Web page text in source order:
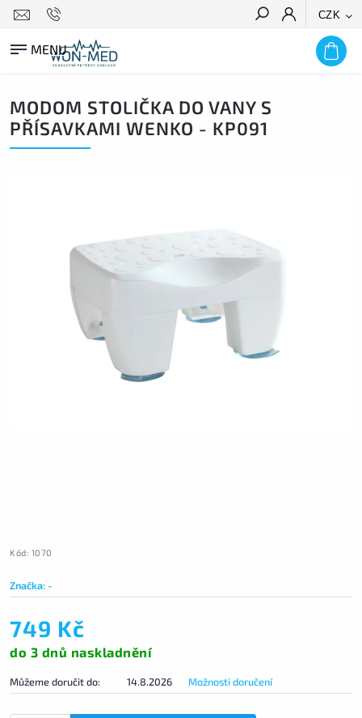
CZK
HLEDAT
MODOM STOLIČKA DO VANY S
PŘÍSAVKAMI WENKO - KP091
Kód: 1070
Značka:-
749 Kč
do 3 dnů naskladnění
Můžeme doručit do: 14.8.2026 Možnosti doručení